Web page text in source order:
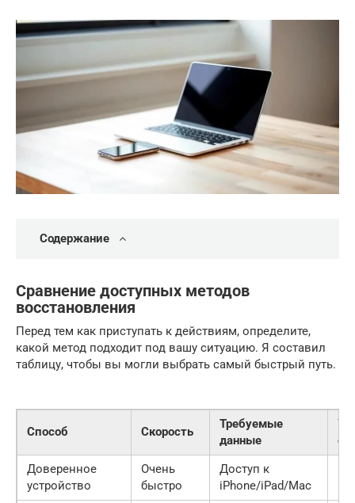
Содержание
Сравнение доступных методов
восстановления
Перед тем как приступать к действиям, определите,
какой метод подходит под вашу ситуацию. Я составил
таблицу, чтобы вы могли выбрать самый быстрый путь.
Способ Скорость
Требуемые
данные
Доверенное
устройство
Очень
быстро
Доступ к
iPhone/iPad/Mac